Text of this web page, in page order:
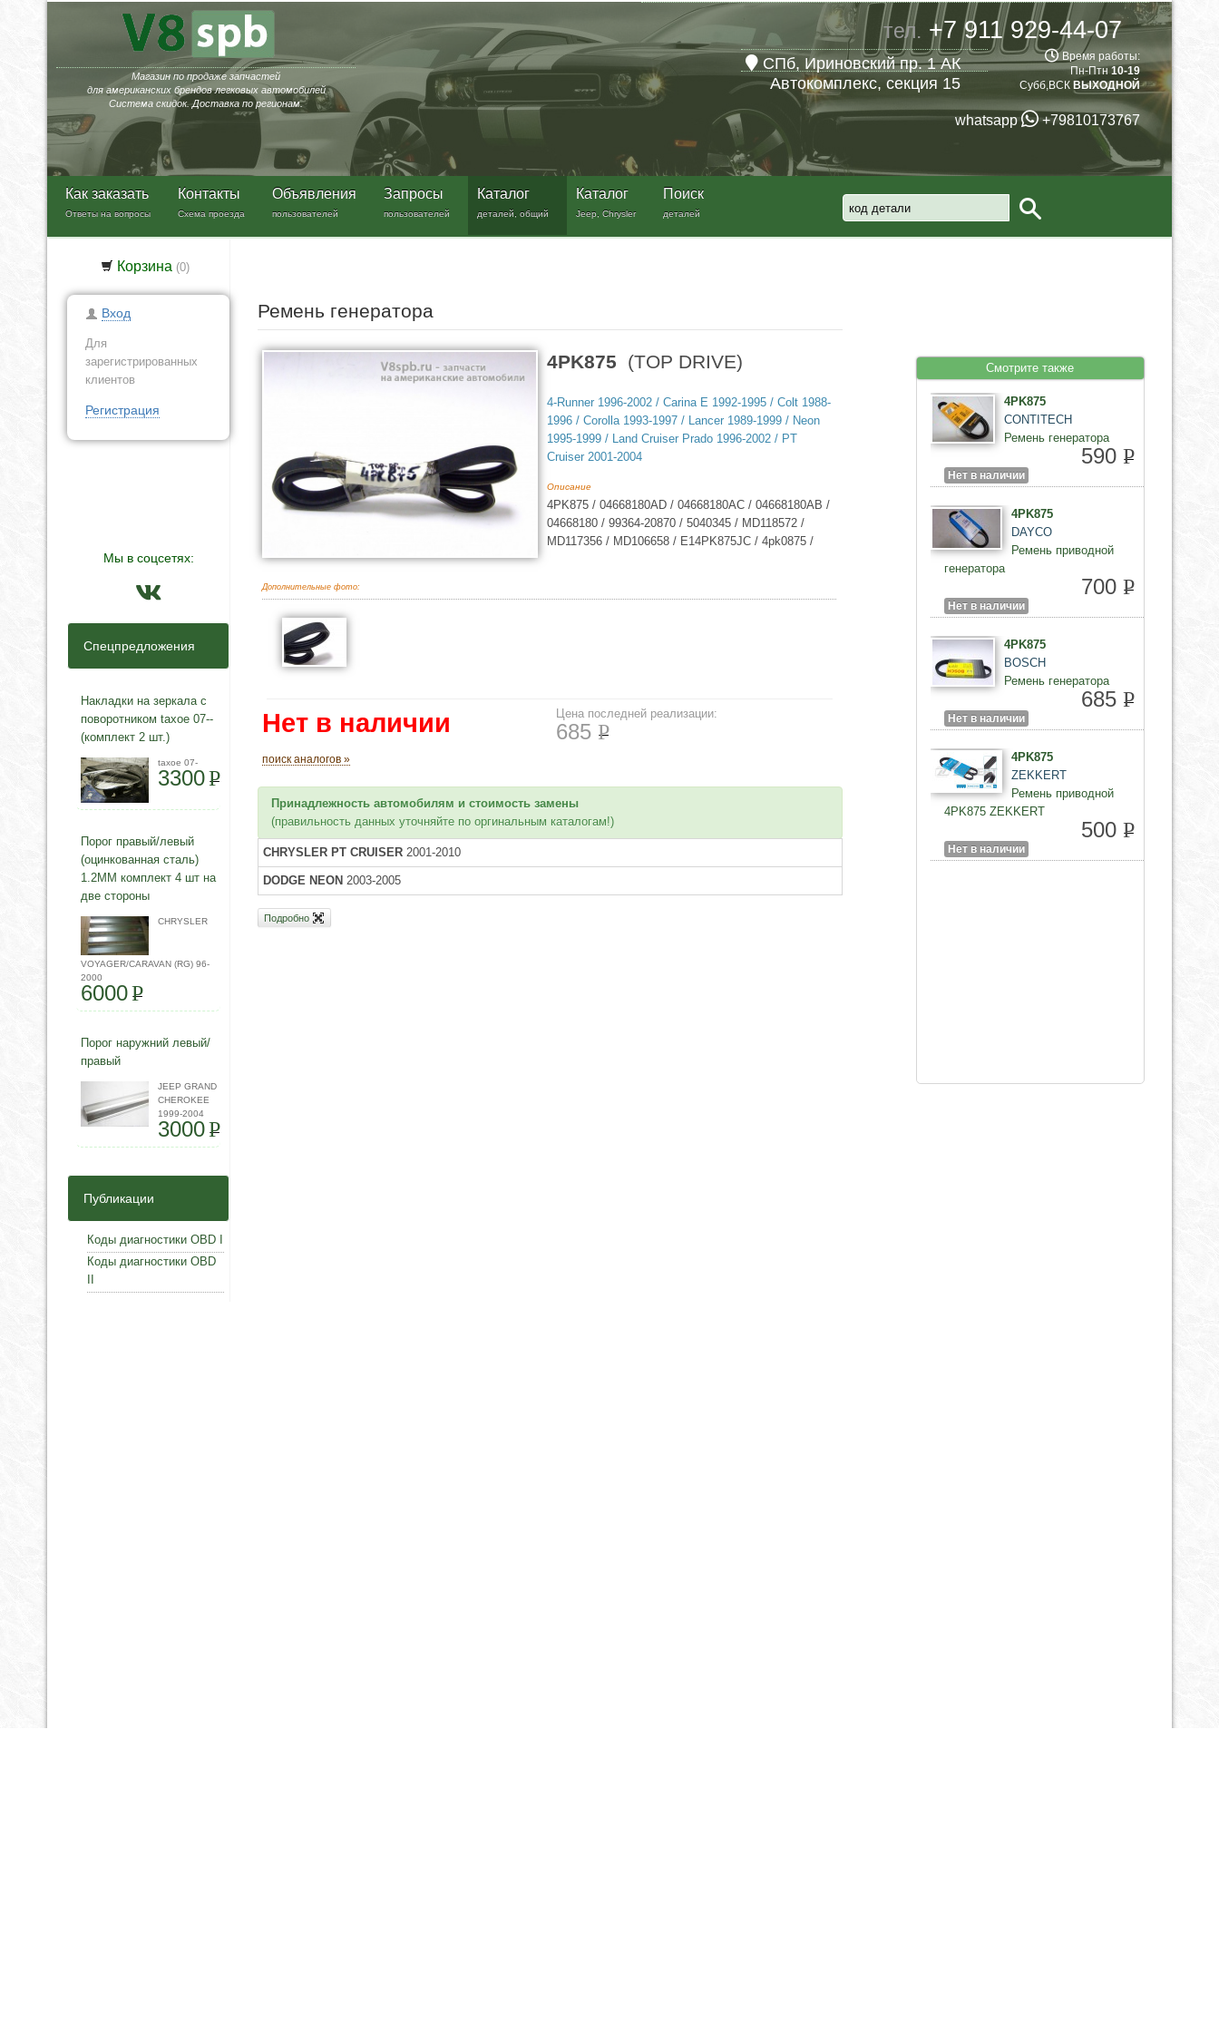
Магазин по продаже запчастей
для американских брендов легковых автомобилей
Система скидок. Доставка по регионам.
тел. +7 911 929-44-07
СПб, Ириновский пр. 1 АК
Автокомплекс, секция 15
Время работы:
Пн-Птн10-19
Субб,ВСК ВЫХОДНОЙ
whatsapp +79810173767
Как заказать
Ответы на вопросы
Контакты
Схема проезда
Объявления
пользователей
Запросы
пользователей
Каталог
деталей, общий
Каталог
Jeep, Chrysler
Поиск
деталей
Корзина (0)
Вход
Для
зарегистрированных
клиентов
Регистрация
Мы в соцсетях:
Спецпредложения
Накладки на зеркала с
поворотником taxoe 07--
(комплект 2 шт.)
taxoe 07-
3300P
Порог правый/левый
(оцинкованная сталь)
1.2ММ комплект 4 шт на
две стороны
CHRYSLER
VOYAGER/CARAVAN (RG) 96-
2000
6000P
Порог наружний левый/
правый
JEEP GRAND
CHEROKEE
1999-2004
3000P
Публикации
Коды диагностики OBD I
Коды диагностики OBD
Ремень генератора
4PK875 (TOP DRIVE)
4-Runner 1996-2002 / Carina E 1992-1995 / Colt 1988-
1996 / Corolla 1993-1997 / Lancer 1989-1999 / Neon
1995-1999 / Land Cruiser Prado 1996-2002 / PT
Cruiser 2001-2004
Описание
4PK875 / 04668180AD / 04668180AC / 04668180AB /
04668180 / 99364-20870 / 5040345 / MD118572 /
MD117356 / MD106658 / E14PK875JC / 4pk0875 /
Дополнительные фото:
Нет в наличии
поиск аналогов »
Цена последней реализации:
685 P
Принадлежность автомобилям и стоимость замены
(правильность данных уточняйте по оргинальным каталогам!)
CHRYSLER PT CRUISER 2001-2010
DODGE NEON 2003-2005
Подробно
Смотрите также
4PK875
CONTITECH
Ремень генератора
590 P
Нет в наличии
4PK875
DAYCO
Ремень приводной
генератора
700 P
Нет в наличии
4PK875
BOSCH
Ремень генератора
685 P
Нет в наличии
4PK875
ZEKKERT
Ремень приводной
4PK875 ZEKKERT
500 P
Нет в наличии